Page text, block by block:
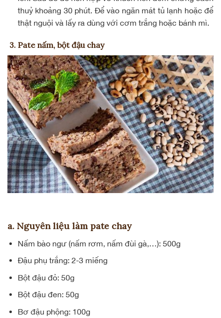
thuỷ khoảng 30 phút. Để vào ngăn mát tủ lạnh hoặc để
thật nguội và lấy ra dùng với cơm trắng hoặc bánh mì.
3. Pate nấm, bột đậu chay
a. Nguyên liệu làm pate chay
Nấm bào ngư (nấm rơm, nấm đùi gà,…): 500g
Đậu phụ trắng: 2-3 miếng
Bột đậu đỏ: 50g
Bột đậu đen: 50g
Bơ đậu phộng: 100g